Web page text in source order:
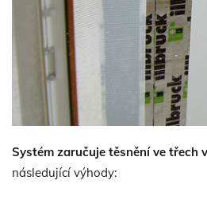
Systém zaručuje těsnění ve třech
následující výhody: